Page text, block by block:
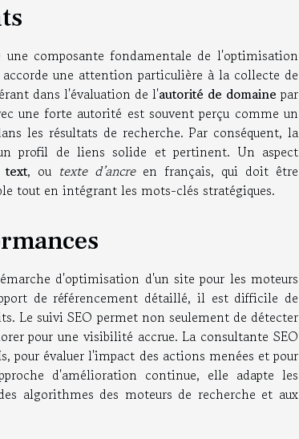
une composante fondamentale de l'optimisation
une attention particulière à la collecte de
dans l'évaluation de l'autorité de domaine par
une forte autorité est souvent perçu comme un
les résultats de recherche. Par conséquent, la
profil de liens solide et pertinent. Un aspect
text, ou texte d’ancreen français, qui doit être
tout en intégrant les mots-clés stratégiques.
d'optimisation d'un site pour les moteurs
de référencement détaillé, il est difficile de
Le suivi SEO permet non seulement de détecter
pour une visibilité accrue. La consultante SEO
pour évaluer l'impact des actions menées et pour
d'amélioration continue, elle adapte les
algorithmes des moteurs de recherche et aux